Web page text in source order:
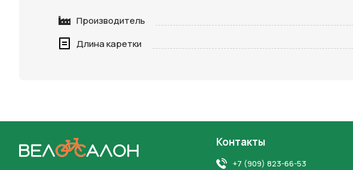
Производитель
Длина каретки
Контакты
+7 (909) 823-66-53
Нажимая на кнопку